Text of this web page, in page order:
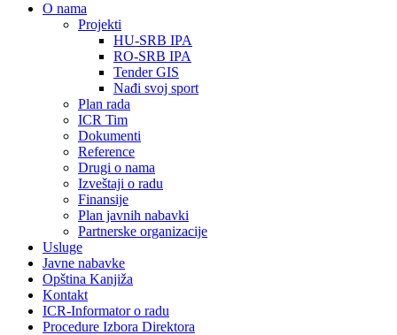
О nama
Projekti
HU-SRB IPA
RO-SRB IPA
Tender GIS
Nađi svoj sport
Plan rada
ICR Tim
Dokumenti
Reference
Drugi o nama
Izveštaji o radu
Finansije
Plan javnih nabavki
Partnerske organizacije
Usluge
Javne nabavke
Opština Kanjiža
Kontakt
ICR-Informator o radu
Procedure Izbora Direktora